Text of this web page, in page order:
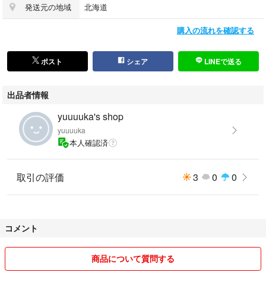
発送元の地域 北海道
購入の流れを確認する
ポスト シェア LINEで送る
出品者情報
yuuuuka's shop
yuuuuka
本人確認済
取引の評価 3 0 0
コメント
商品について質問する